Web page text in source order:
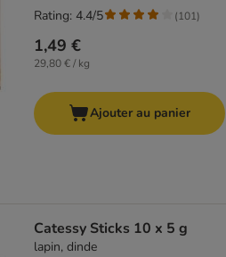
1,49 €
29,80 € / kg
Rating: 4.4/5 (101)
Ajouter au panier
Catessy Sticks 10 x 5 g
lapin, dinde